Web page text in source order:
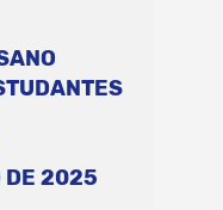
DE 2025